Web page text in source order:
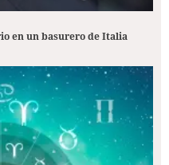
en un basurero de Italia